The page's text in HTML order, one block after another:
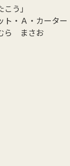
う」
・カーター
まさお